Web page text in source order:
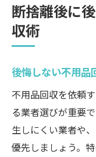
断捨離後に
収術
後悔しない不用品
不用品回収を依頼
る業者選びが重要
生しにくい業者や
優先しましょう。